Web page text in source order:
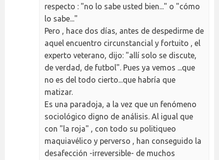
respecto : "no lo sabe usted bien..." o "cómo
lo sabe..."
Pero , hace dos días, antes de despedirme de
aquel encuentro circunstancial y fortuito , el
experto veterano, dijo: "allí solo se discute,
de verdad, de futbol". Pues ya vemos ...que
no es del todo cierto...que habría que
matizar.
Es una paradoja, a la vez que un fenómeno
sociológico digno de análisis. Al igual que
con "la roja" , con todo su politiqueo
maquiavélico y perverso , han conseguido la
desafección -irreversible- de muchos